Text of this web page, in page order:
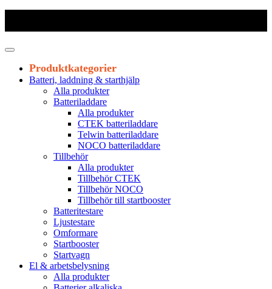
Produktkategorier
Batteri, laddning & starthjälp
Alla produkter
Batteriladdare
Alla produkter
CTEK batteriladdare
Telwin batteriladdare
NOCO batteriladdare
Tillbehör
Alla produkter
Tillbehör CTEK
Tillbehör NOCO
Tillbehör till startbooster
Batteritestare
Ljustestare
Omformare
Startbooster
Startvagn
El & arbetsbelysning
Alla produkter